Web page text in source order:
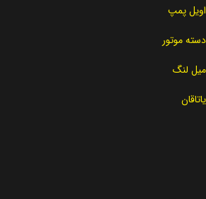
اویل پمپ
دسته موتور
میل لنگ
یاتاقان